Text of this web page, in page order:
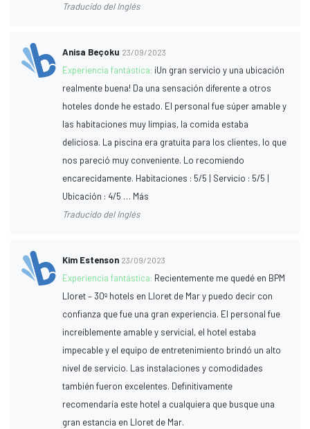
Traducido del Inglés
Anisa Beçoku 23/09/2023
Experiencia fantástica: ¡Un gran servicio y una ubicación
realmente buena! Da una sensación diferente a otros
hoteles donde he estado. El personal fue súper amable y
las habitaciones muy limpias, la comida estaba
deliciosa. La piscina era gratuita para los clientes, lo que
nos pareció muy conveniente. Lo recomiendo
encarecidamente. Habitaciones : 5/5 | Servicio : 5/5 |
Ubicación : 4/5 … Más
Traducido del Inglés
Kim Estenson 23/09/2023
Experiencia fantástica: Recientemente me quedé en BPM
Lloret – 30º hotels en Lloret de Mar y puedo decir con
confianza que fue una gran experiencia. El personal fue
increíblemente amable y servicial, el hotel estaba
impecable y el equipo de entretenimiento brindó un alto
nivel de servicio. Las instalaciones y comodidades
también fueron excelentes. Definitivamente
recomendaría este hotel a cualquiera que busque una
gran estancia en Lloret de Mar.